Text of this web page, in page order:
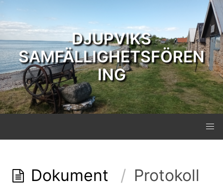
DJUPVIKS
SAMFÄLLIGHETSFÖREN
ING
Dokument Protokoll